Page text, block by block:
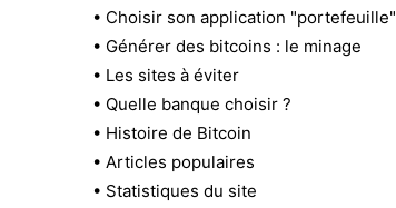
• Choisir son application "portefeuille"
• Générer des bitcoins : le minage
• Les sites à éviter
• Quelle banque choisir ?
• Histoire de Bitcoin
• Articles populaires
• Statistiques du site